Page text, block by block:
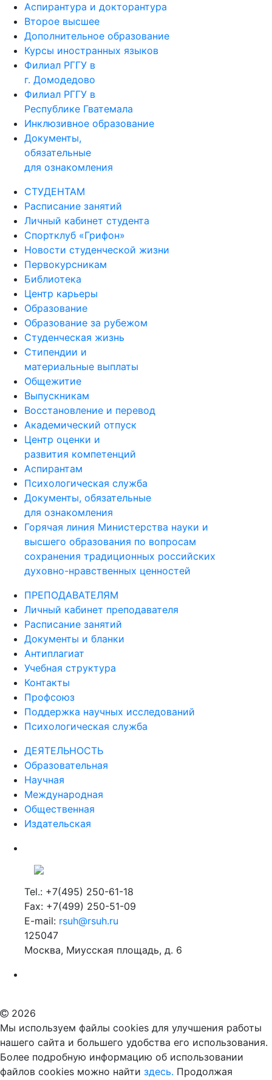
Аспирантура и докторантура
Второе высшее
Дополнительное образование
Курсы иностранных языков
Филиал РГГУ в
г. Домодедово
Филиал РГГУ в
Республике Гватемала
Инклюзивное образование
Документы,
обязательные
для ознакомления
СТУДЕНТАМ
Расписание занятий
Личный кабинет студента
Спортклуб «Грифон»
Новости студенческой жизни
Первокурсникам
Библиотека
Центр карьеры
Образование
Образование за рубежом
Студенческая жизнь
Стипендии и
материальные выплаты
Общежитие
Выпускникам
Восстановление и перевод
Академический отпуск
Центр оценки и
развития компетенций
Аспирантам
Психологическая служба
Документы, обязательные
для ознакомления
Горячая линия Министерства науки и
высшего образования по вопросам
сохранения традиционных российских
духовно-нравственных ценностей
ПРЕПОДАВАТЕЛЯМ
Личный кабинет преподавателя
Расписание занятий
Документы и бланки
Антиплагиат
Учебная структура
Контакты
Профсоюз
Поддержка научных исследований
Психологическая служба
ДЕЯТЕЛЬНОСТЬ
Образовательная
Научная
Международная
Общественная
Издательская
Tel.: +7(495) 250-61-18
Fax: +7(499) 250-51-09
E-mail: rsuh@rsuh.ru
125047
Москва, Миусская площадь, д. 6
2026
Мы используем файлы cookies для улучшения работы
нашего сайта и большего удобства его использования.
Более подробную информацию об использовании
файлов cookies можно найти здесь. Продолжая